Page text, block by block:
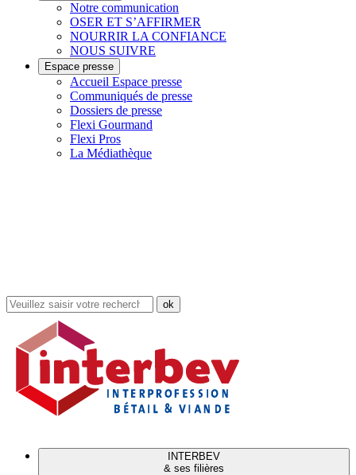
Notre communication
OSER ET S’AFFIRMER
NOURRIR LA CONFIANCE
NOUS SUIVRE
Espace presse
Accueil Espace presse
Communiqués de presse
Dossiers de presse
Flexi Gourmand
Flexi Pros
La Médiathèque
Rechercher
dans
site
INTERBEV
& ses filières